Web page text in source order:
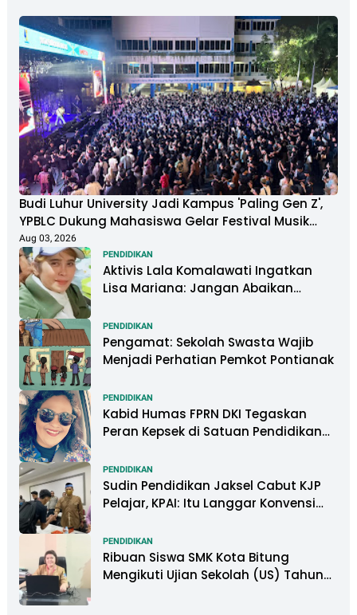
Budi Luhur University Jadi Kampus 'Paling Gen Z',
YPBLC Dukung Mahasiswa Gelar Festival Musik
Berkapasitas Ribuan Penonton
Aug 03, 2026
PENDIDIKAN
Aktivis Lala Komalawati Ingatkan
Lisa Mariana: Jangan Abaikan
DNA
PENDIDIKAN
Pengamat: Sekolah Swasta Wajib
Menjadi Perhatian Pemkot Pontianak
PENDIDIKAN
Kabid Humas FPRN DKI Tegaskan
Peran Kepsek di Satuan Pendidikan
PENDIDIKAN
Sudin Pendidikan Jaksel Cabut KJP
Pelajar, KPAI: Itu Langgar Konvensi
PENDIDIKAN
Ribuan Siswa SMK Kota Bitung
Mengikuti Ujian Sekolah (US) Tahun